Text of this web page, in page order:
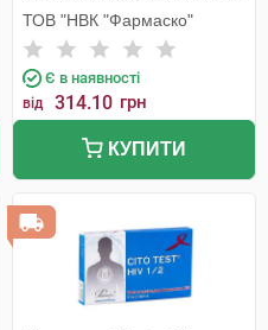
ангіни 1 шт
ТОВ "НВК "Фармаско"
Є в наявності
від 314.10 грн
КУПИТИ